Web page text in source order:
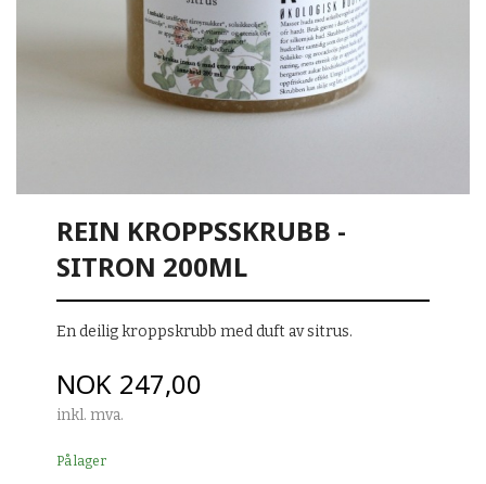
REIN KROPPSSKRUBB -
SITRON 200ML
En deilig kroppskrubb med duft av sitrus.
Pris
NOK 247,00
inkl. mva.
På lager